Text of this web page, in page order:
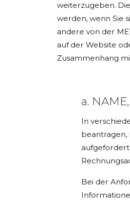
weiterzugeben.
werden, wenn Sie
andere von der
auf der Website
Zusammenhang
a.
In
Bei der